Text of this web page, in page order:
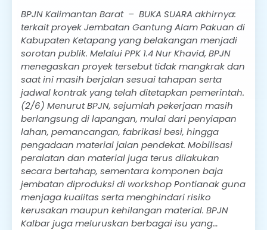
BPJN Kalimantan Barat – BUKA SUARA akhirnya:
terkait proyek Jembatan Gantung Alam Pakuan di
Kabupaten Ketapang yang belakangan menjadi
sorotan publik. Melalui PPK 1.4 Nur Khavid, BPJN
menegaskan proyek tersebut tidak mangkrak dan
saat ini masih berjalan sesuai tahapan serta
jadwal kontrak yang telah ditetapkan pemerintah.
(2/6) Menurut BPJN, sejumlah pekerjaan masih
berlangsung di lapangan, mulai dari penyiapan
lahan, pemancangan, fabrikasi besi, hingga
pengadaan material jalan pendekat. Mobilisasi
peralatan dan material juga terus dilakukan
secara bertahap, sementara komponen baja
jembatan diproduksi di workshop Pontianak guna
menjaga kualitas serta menghindari risiko
kerusakan maupun kehilangan material. BPJN
Kalbar juga meluruskan berbagai isu yang…